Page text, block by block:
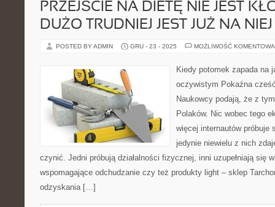
PRZEJŚCIE NA DIETĘ NIE JEST
DUŻO TRUDNIEJ JEST JUŻ NA
POSTED BY ADMIN GRU - 23 - 2025 MOŻLIWOŚĆ
Kiedy potomek zapada na
oczywistym Pokaźna
Naukowcy podają, że z
Polaków. Nic wobec tego
więcej internautów próbuje
jedynie niewielu z nich
czynić. Jedni próbują działalności fizycznej, inni uzupełniają się
wspomagające odchudzanie czy też produkty light – sklep
odzyskania […]